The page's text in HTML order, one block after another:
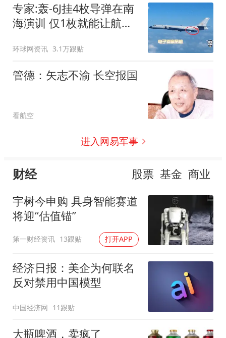
专家:轰-6J挂4枚导弹在南
海演训 仅1枚就能让航母
环球网资讯 3.1万跟贴
管德：矢志不渝 长空报国
看航空
进入网易军事
财经 股票 基金 商业
宇树今申购 具身智能赛道
将迎“估值锚”
第一财经资讯 13跟贴 打开APP
经济日报：美企为何联名
反对禁用中国模型
中国经济网 11跟贴
大瓶啤酒，卖疯了